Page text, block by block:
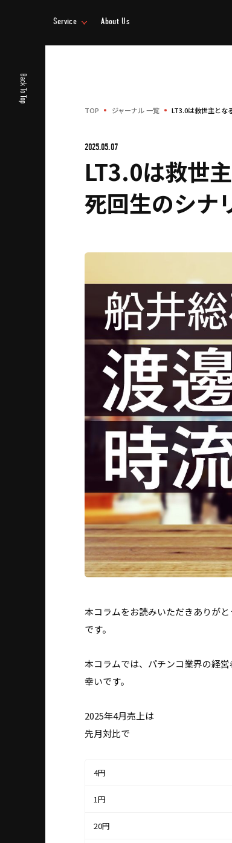
Service About Us
Back To Top
TOP ジャーナル 一覧 LT3.0は救世主とな
2025.05.07
LT3.0は救世
死回生のシナ
本コラムをお読みいただきありが
です。
本コラムでは、パチンコ業界の経
幸いです。
2025年4月売上は
先月対比で
4円
1円
20円